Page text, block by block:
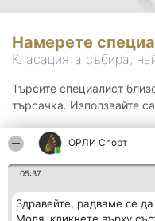
ОРЛИ Спорт
05:37
Здравейте, радваме се
Намерете
Класацията събира,
Търсите специалист
търсачка. Използвайте